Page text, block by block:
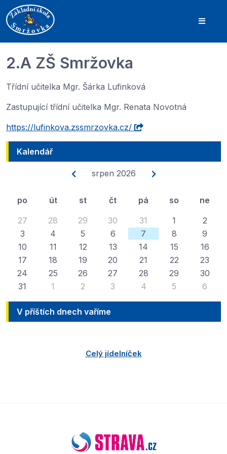
2.A ZŠ Smržovka
Třídní učitelka Mgr. Šárka Lufinková
Zastupující třídní učitelka Mgr. Renata Novotná
https://lufinkova.zssmrzovka.cz/
Kalendář
srpen 2026
po út st čt pá so
ne
27
28 29 30 31 1
2
3
4 5 6 7 8
9
10
11 12 13 14 15
16
17
18 19 20 21 22
23
24
25 26 27 28 29
30
31
1 2 3 4 5 6
V příštích dnech vaříme
Celý jídelníček